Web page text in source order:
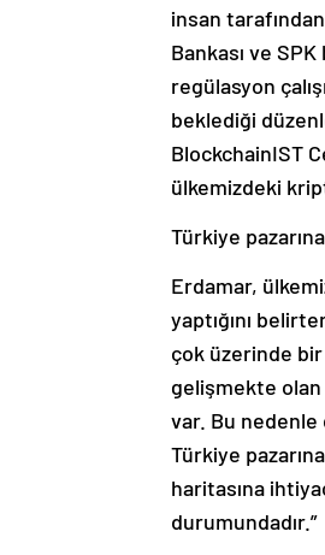
insan
Bankası ve
regülasyon
beklediği
BlockchainIST
ülkemizdeki
Türkiye
Erdamar,
yaptığını
çok üzerinde
gelişmekte olan
var. Bu nedenle
Türkiye
haritasına
durumundadır.”